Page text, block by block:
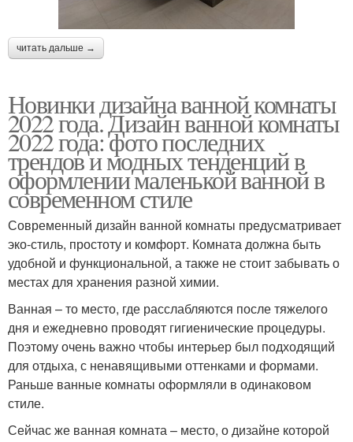
читать дальше →
Новинки дизайна ванной комнаты
2022 года. Дизайн ванной комнаты
2022 года: фото последних
трендов и модных тенденций в
оформлении маленькой ванной в
современном стиле
Современный дизайн ванной комнаты предусматривает
эко-стиль, простоту и комфорт. Комната должна быть
удобной и функциональной, а также не стоит забывать о
местах для хранения разной химии.
Ванная – то место, где расслабляются после тяжелого
дня и ежедневно проводят гигиенические процедуры.
Поэтому очень важно чтобы интерьер был подходящий
для отдыха, с ненавящивыми оттенками и формами.
Раньше ванные комнаты оформляли в одинаковом
стиле.
Сейчас же ванная комната – место, о дизайне которой